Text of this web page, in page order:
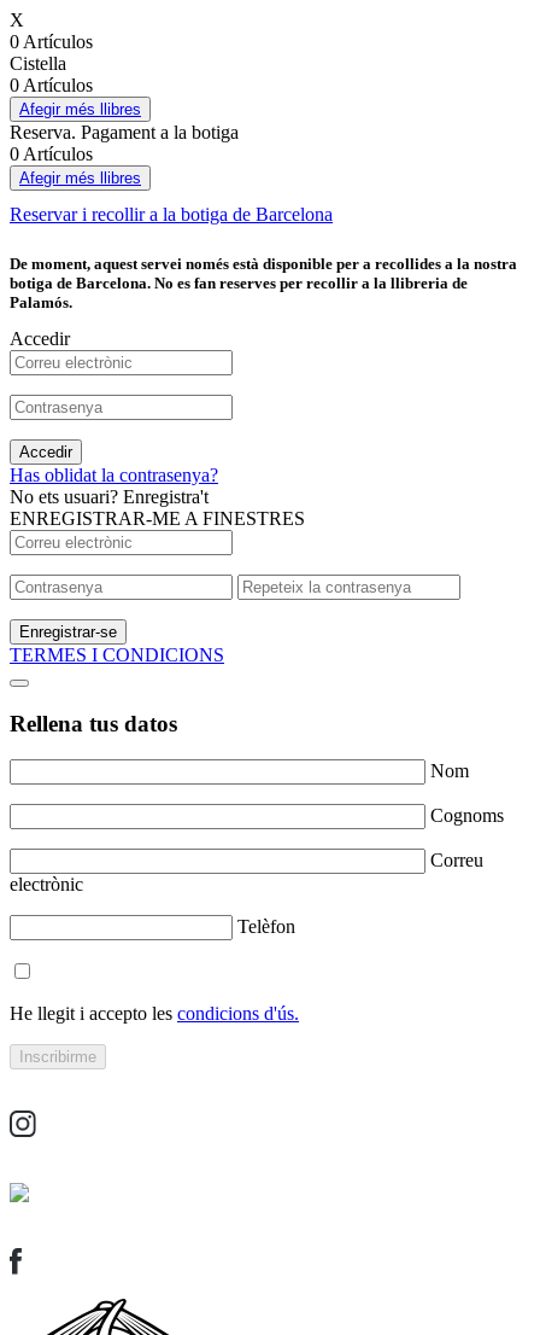
X
0 Artículos
Cistella
0 Artículos
Afegir més llibres
Reserva. Pagament a la botiga
0 Artículos
Afegir més llibres
Reservar i recollir a la botiga de Barcelona
De moment, aquest servei només està disponible per a recollides a la nostra
botiga de Barcelona. No es fan reserves per recollir a la llibreria de
Palamós.
Accedir
Accedir
Has oblidat la contrasenya?
No ets usuari? Enregistra't
ENREGISTRAR-ME A FINESTRES
Enregistrar-se
TERMES I CONDICIONS
Rellena tus datos
Nom
Cognoms
Correu
electrònic
Telèfon
He llegit i accepto les condicions d'ús.